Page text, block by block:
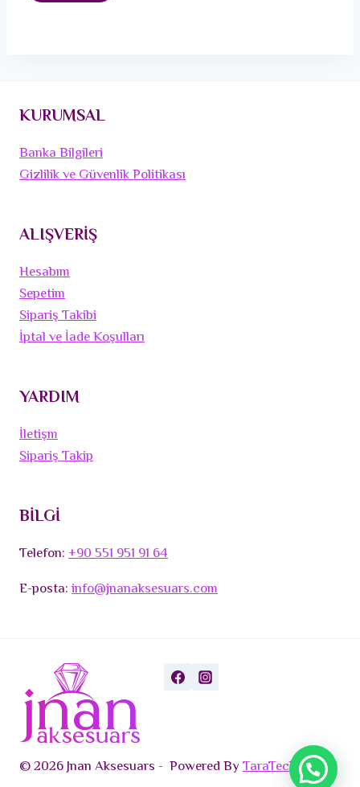
KURUMSAL
Banka Bilgileri
Gizlilik ve Güvenlik Politikası
ALIŞVERİŞ
Hesabım
Sepetim
Sipariş Takibi
İptal ve İade Koşulları
YARDIM
İletişm
Sipariş Takip
BİLGİ
Telefon:+90 551 951 91 64
E-posta:info@jnanaksesuars.com
© 2026 Jnan Aksesuars - Powered ByTaraTech